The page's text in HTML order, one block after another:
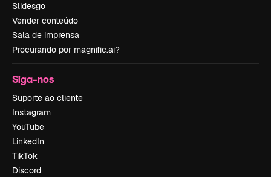
Slidesgo
Vender conteúdo
Sala de imprensa
Procurando por magnific.ai?
Siga-nos
Suporte ao cliente
Instagram
YouTube
LinkedIn
TikTok
Discord